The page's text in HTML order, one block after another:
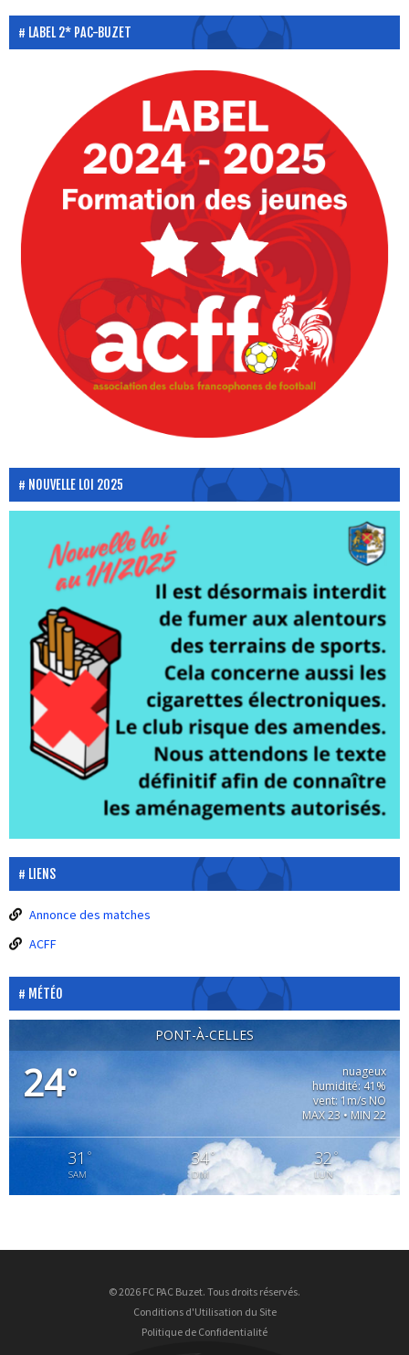
LABEL 2* PAC-BUZET
NOUVELLE LOI 2025
LIENS
Annonce des matches
ACFF
MÉTÉO
PONT-À-CELLES
24°
nuageux
humidité: 41%
vent: 1m/s NO
MAX 23 • MIN 22
31 °
SAM
34°
DIM
32°
LUN
© 2026 FC PAC Buzet. Tous droits réservés.
Conditions d'Utilisation du Site
Politique de Confidentialité